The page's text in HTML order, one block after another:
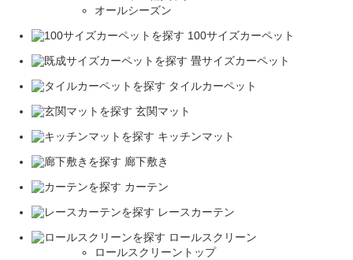
オールシーズン
100サイズカーペット
畳サイズカーペット
タイルカーペット
玄関マット
キッチンマット
廊下敷き
カーテン
レースカーテン
ロールスクリーン
ロールスクリーントップ